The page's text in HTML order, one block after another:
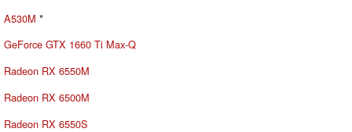
A530M *
GeForce GTX 1660 Ti Max-Q
Radeon RX 6550M
Radeon RX 6500M
Radeon RX 6550S